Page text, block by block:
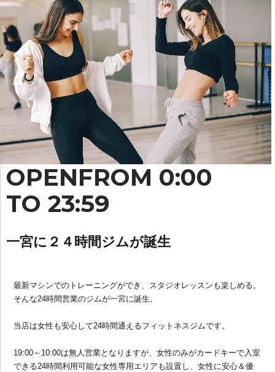
OPENFROM 0:00
TO 23:59
一宮に２４時間ジムが誕生
最新マシンでのトレーニングができ、スタジオレッスンも楽しめる。
そんな24時間営業のジムが一宮に誕生。
当店は女性も安心して24時間通えるフィットネスジムです。
19:00～10:00は無人営業となりますが、女性のみがカードキーで入室
できる24時間利用可能な女性専用エリアも設置し、女性に安心＆優